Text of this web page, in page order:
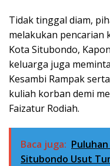
Tidak tinggal diam,
melakukan pencarian
Kota Situbondo,
keluarga juga
Kesambi Rampak
kuliah korban demi
Faizatur Rodiah.
Baca juga:
Situbondo Usut